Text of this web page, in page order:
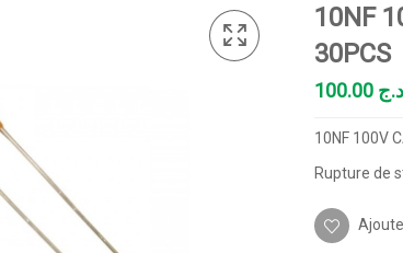
10NF
30PCS
د.ج
10NF 100V
Rupture de